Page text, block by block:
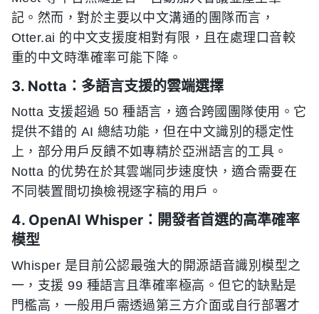
記。然而，對於主要以中文溝通的團隊而言，
Otter.ai 的中文支援度相對有限，且在處理口音較
重的中文時準確率可能下降。
3. Notta：多語言支援的雲端選擇
Notta 支援超過 50 種語言，適合跨國團隊使用。它
提供不錯的 AI 總結功能，但在中文識別的穩定性
上，部分用戶反饋不如專精於亞洲語言的工具。
Notta 的优势在於其雲端同步速度快，適合需要在
不同裝置間切換檢視逐字稿的用戶。
4. OpenAI Whisper：開發者首選的高準確率
模型
Whisper 是目前公認最強大的開源語音識別模型之
一，支援 99 種語言且準確率極高。但它的缺點是
門檻高，一般用戶需透過第三方介面或自行部署才